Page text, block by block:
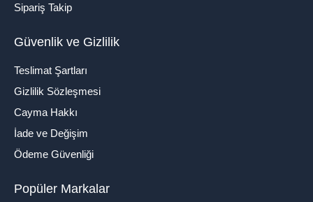
Sipariş Takip
Güvenlik ve Gizlilik
Teslimat Şartları
Gizlilik Sözleşmesi
Cayma Hakkı
İade ve Değişim
Ödeme Güvenliği
Popüler Markalar